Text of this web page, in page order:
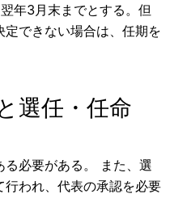
年3月末までとする。但
定できない場合は、任期を
選任・任命
必要がある。 また、選
われ、代表の承認を必要